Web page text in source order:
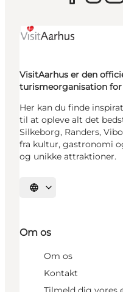
VisitAarhus er den
turismeorganisation for
Her kan du finde
til at opleve alt det
Silkeborg, Randers,
fra kultur, gastronomi
og unikke attraktioner.
Vælg sprog
Om os
Om os
Kontakt